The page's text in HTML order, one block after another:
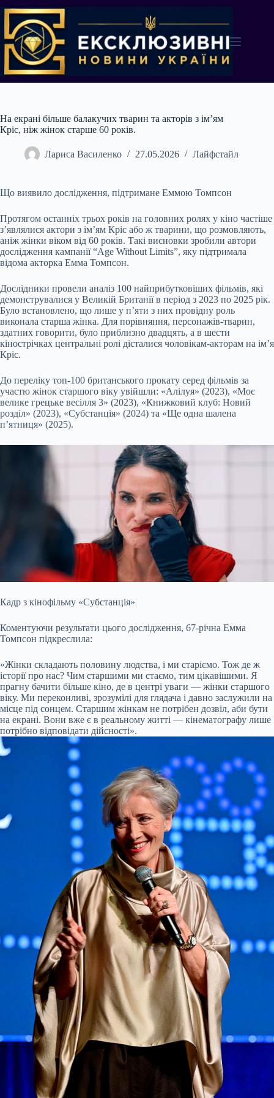
до
вмісту
На екрані більше балакучих тварин та акторів з ім’ям
Кріс, ніж жінок старше 60 років.
Лариса Василенко 27.05.2026 Лайфстайл
Що виявило дослідження, підтримане Еммою Томпсон
Протягом останніх трьох років на головних ролях у кіно частіше
з’являлися актори з ім’ям Кріс або ж тварини, що розмовляють,
аніж жінки віком від 60 років. Такі висновки зробили автори
дослідження кампанії “Age Without Limits”, яку підтримала
відома акторка Емма Томпсон.
Дослідники провели аналіз 100 найприбутковіших фільмів, які
демонструвалися у Великій Британії в період з 2023 по 2025 рік.
Було встановлено, що лише у п’яти з них провідну роль
виконала старша жінка. Для порівняння, персонажів-тварин,
здатних говорити, було приблизно двадцять, а в шести
кінострічках центральні ролі дісталися чоловікам-акторам на ім’я
Кріс.
До переліку топ-100 британського прокату серед фільмів за
участю жінок старшого віку увійшли: «Алілуя» (2023), «Моє
велике грецьке весілля 3» (2023), «Книжковий клуб: Новий
розділ» (2023), «Субстанція» (2024) та «Ще одна шалена
п’ятниця» (2025).
Кадр з кінофільму «Субстанція»
Коментуючи результати цього дослідження, 67-річна Емма
Томпсон підкреслила:
«Жінки складають половину людства, і ми старіємо. Тож де ж
історії про нас? Чим старшими ми стаємо, тим цікавішими. Я
прагну бачити більше кіно, де в центрі уваги — жінки старшого
віку. Ми переконливі, зрозумілі для глядача і давно заслужили на
місце під сонцем. Старшим жінкам не потрібен дозвіл, аби бути
на екрані. Вони вже є в реальному житті — кінематографу лише
потрібно відповідати дійсності».